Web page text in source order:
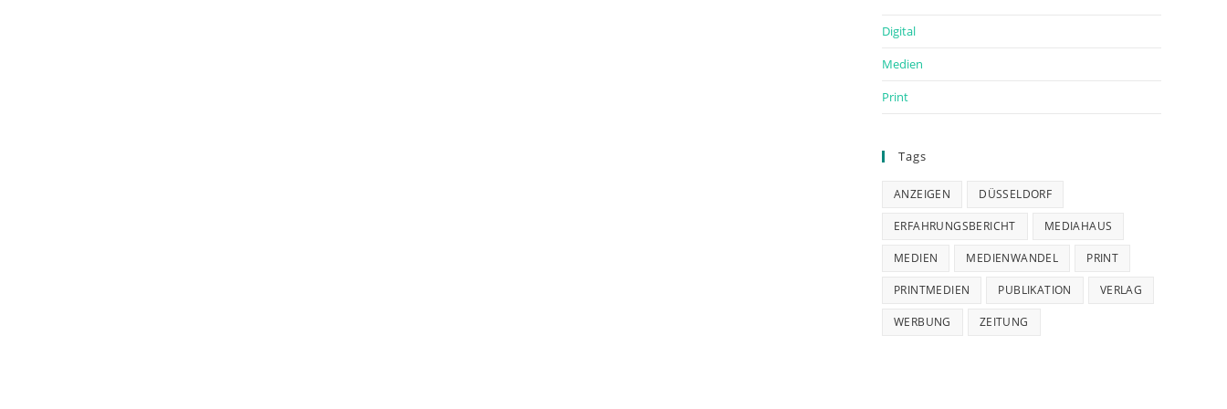
Digital
Medien
Print
Tags
ANZEIGEN DÜSSELDORF
ERFAHRUNGSBERICHT MEDIAHAUS
MEDIEN MEDIENWANDEL PRINT
PRINTMEDIEN PUBLIKATION VERLAG
WERBUNG ZEITUNG